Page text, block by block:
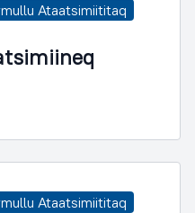
Ataatsimiititaq
Ataatsimiititaq